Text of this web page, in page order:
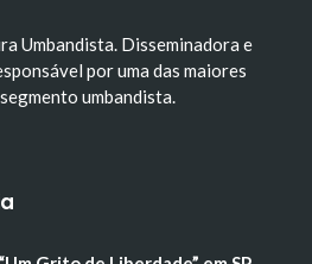
Umbandista. Disseminadora e
por uma das maiores
umbandista.